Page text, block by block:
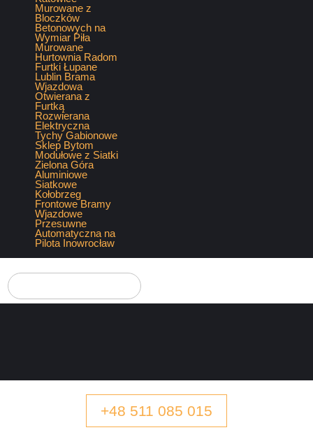
+48 511 085 015